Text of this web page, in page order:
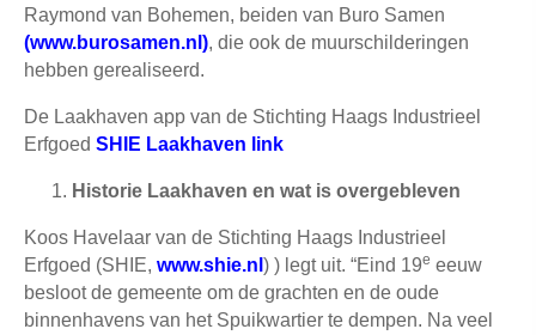
Raymond van Bohemen, beiden van Buro Samen
(www.burosamen.nl ), die ook de muurschilderingen
hebben gerealiseerd.
De Laakhaven app van de Stichting Haags Industrieel
Erfgoed SHIE Laakhaven link
Historie Laakhaven en wat is overgebleven
Koos Havelaar van de Stichting Haags Industrieel
Erfgoed (SHIE, www.shie.nl ) ) legt uit. “Eind 19e eeuw
besloot de gemeente om de grachten en de oude
binnenhavens van het Spuikwartier te dempen. Na veel